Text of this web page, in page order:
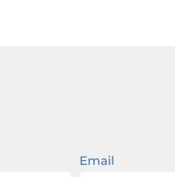
Email